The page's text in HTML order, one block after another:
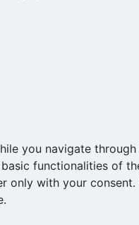
you navigate
functionalities of
only with your